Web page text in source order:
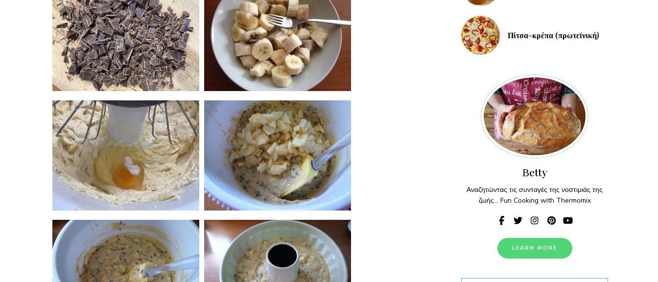
Πίτσα-κρέπα (πρωτεϊνική)
Βetty
Αναζητώντας τις συνταγές της νοστιμιάς της
ζωής... Fun Cooking with Thermomix
LEARN MORE